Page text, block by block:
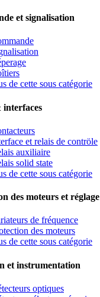
et signalisation
de cette sous catégorie
interfaces
et relais de contröle
auxiliaire
solid state
de cette sous catégorie
des moteurs et réglage
de fréquence
des moteurs
de cette sous catégorie
et instrumentation
optiques